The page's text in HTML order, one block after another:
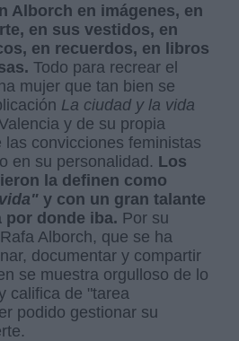
Alborch en imágenes, en
en sus vestidos, en
en recuerdos, en libros
Todo para recrear el
mujer que tan bien se
La ciudad y la vida
y de su propia
las convicciones feministas
en su personalidad. Los
la definen como
y con un gran talante
por donde iba. Por su
Alborch, que se ha
documentar y compartir
se muestra orgulloso de lo
califica de "tarea
podido gestionar su